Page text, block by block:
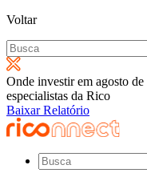
Voltar
Pesquisar
por:
Onde investir em agosto
especialistas da Rico
Baixar Relatório